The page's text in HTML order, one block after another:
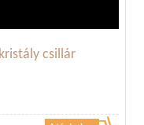
csillár